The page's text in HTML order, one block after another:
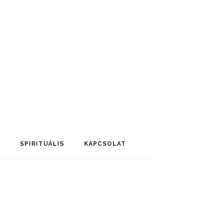
SPIRITUÁLIS KAPCSOLAT